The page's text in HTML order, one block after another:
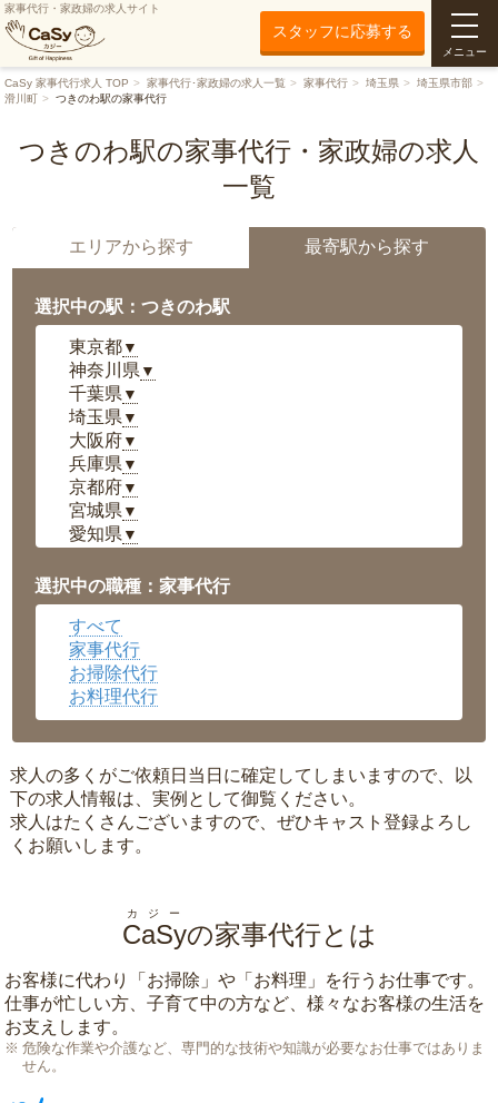
家事代行・家政婦の求人サイト
スタッフに応募する
メニュー
CaSy 家事代行求人 TOP 家事代行･家政婦の求人一覧 家事代行 埼玉県
埼玉県市部
滑川町
つきのわ駅の家事代行
つきのわ駅の家事代行・家政婦の求人
一覧
エリアから探す 最寄駅から探す
選択中の駅：つきのわ駅
東京都▼
神奈川県 ▼
千葉県 ▼
埼玉県 ▼
大阪府▼
兵庫県 ▼
京都府▼
宮城県 ▼
愛知県 ▼
岡山県▼
広島県▼
沖縄県
選択中の職種：家事代行
すべて
家事代行
お掃除代行
お料理代行
求人の多くがご依頼日当日に確定してしまいますので、以
下の求人情報は、実例として御覧ください。
求人はたくさんございますので、ぜひキャスト登録よろし
くお願いします。
CaSy
カジー
の家事代行とは
お客様に代わり「 お掃除 」や「 お料理 」を行うお仕事です。
仕事が忙しい方、子育て中の方など、様々なお客様の生活を
お支えします。
危険な作業や介護など、専門的な技術や知識が必要なお仕事ではありま
せん。